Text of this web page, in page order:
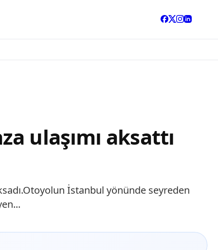
ulaşımı aksattı
İstanbul yönünde seyreden